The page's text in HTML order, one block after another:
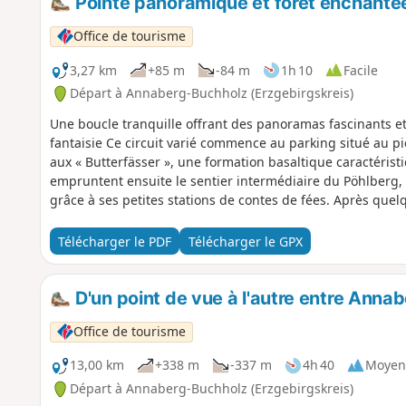
d'autres aires de repos. À l'Andreas-Gegentrum-Stolln,
avant que le circuit ne s'achève à la gare de Steinbach.
Office de tourisme
3,27 km
+85 m -84 m 1h 10
Facile
Départ à Annaberg-Buchholz (Erzgebirgskreis)
Une boucle tranquille offrant des panoramas fascinants
fantaisie Ce circuit varié commence au parking situé au
aux « Butterfässer », une formation basaltique
empruntent ensuite le sentier intermédiaire du
grâce à ses petites stations de contes de fées. Après
Keilberg et au Fichtelberg. Ce panorama accompagne
cesse à faire une pause. À mi-parcours environ, les
détour par le site historique de St. Briccius. Le chemin
en passant devant d’anciennes carrières d’argile, une
emplacement du tremplin de saut à ski. En passant par
finalement au point de départ.
Télécharger le PDF Télécharger le GPX
D'un point de vue à l'autre entre
Office de tourisme
13,00 km
+338 m -337 m 4h 40
Départ à Annaberg-Buchholz (Erzgebirgskreis)